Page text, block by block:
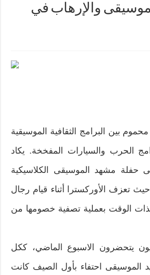
والإرهاب في
بين البرامج الثقافية الموسيقية
الحرب والسيارات المفخخة. يكاد
حفلة مشهد الموسيقى الكلاسيكية
تعزف الأوركسترا أثناء قيام رجال
وبذات الوقت بعملية تصفية خصومها من
يتحضرون الاسبوع الماضي، ككل
الموسيقى احتفاء بأول الصيف كانت